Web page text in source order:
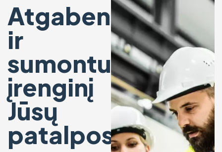
Atgabensime
ir
sumontuosime
įrenginį
Jūsų
patalpose